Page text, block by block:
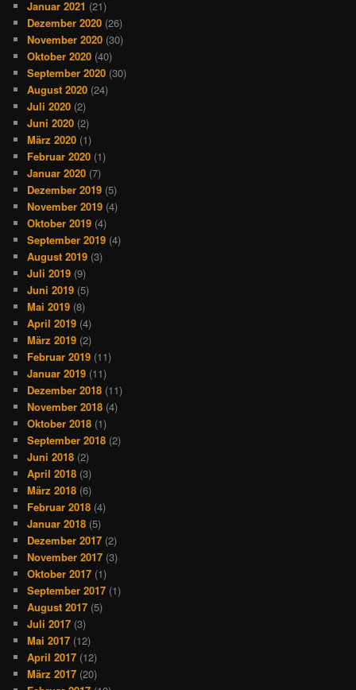
Januar 2021 (21)
Dezember 2020 (26)
November 2020 (30)
Oktober 2020 (40)
September 2020 (30)
August 2020 (24)
Juli 2020 (2)
Juni 2020 (2)
März 2020 (1)
Februar 2020 (1)
Januar 2020 (7)
Dezember 2019 (5)
November 2019 (4)
Oktober 2019 (4)
September 2019 (4)
August 2019 (3)
Juli 2019 (9)
Juni 2019 (5)
Mai 2019 (8)
April 2019 (4)
März 2019 (2)
Februar 2019 (11)
Januar 2019 (11)
Dezember 2018 (11)
November 2018 (4)
Oktober 2018 (1)
September 2018 (2)
Juni 2018 (2)
April 2018 (3)
März 2018 (6)
Februar 2018 (4)
Januar 2018 (5)
Dezember 2017 (2)
November 2017 (3)
Oktober 2017 (1)
September 2017 (1)
August 2017 (5)
Juli 2017 (3)
Mai 2017 (12)
April 2017 (12)
März 2017 (20)